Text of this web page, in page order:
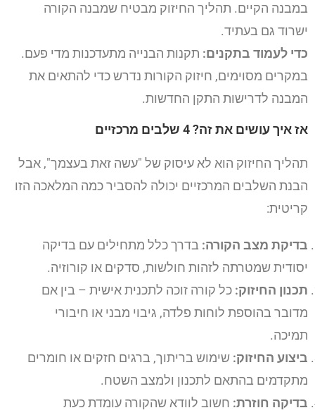
במבנה הקיים. תהליך החיזוק מבטיח שמבנה הקורה
ישרוד גם בעתיד.
כדי לעמוד בתקנים: תקנות הבנייה מתעדכנות מדי פעם.
במקרים מסוימים, חיזוק הקורות נדרש כדי להתאים את
המבנה לדרישות התקן החדשות.
אז איך עושים את זה? 4 שלבים מרכזיים
תהליך החיזוק הוא לא עיסוק של "עשה זאת בעצמך", אבל
הבנת השלבים המרכזיים יכולה להסביר כמה המלאכה הזו
קריטית:
בדיקת מצב הקורה: בדרך כלל מתחילים עם בדיקה
יסודית שמטרתה לזהות חולשות, סדקים או קורוזיה.
תכנון החיזוק: כל קורה זוכה לתכנית אישית – בין אם
מדובר בהוספת לוחות פלדה, גיבוי מבני או חיבורי
תמיכה.
ביצוע החיזוק: שימוש בריתוך, ברגים חזקים או חומרים
מתקדמים בהתאם לתכנון ולמצב השטח.
בדיקה חוזרת: חשוב לוודא שהקורה עומדת כעת